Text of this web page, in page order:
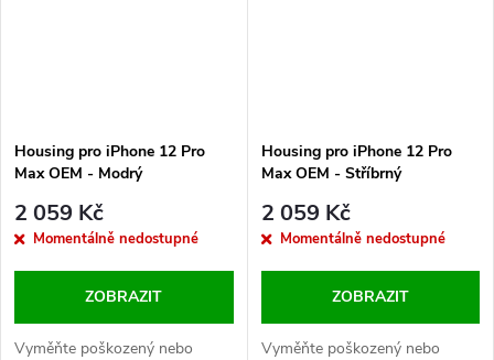
Housing pro iPhone 12 Pro
Max OEM - Modrý
2 059 Kč
Momentálně nedostupné
ZOBRAZIT
Vyměňte poškozený nebo
Housing pro iPhone 12 Pro
Max OEM - Stříbrný
2 059 Kč
Momentálně nedostupné
ZOBRAZIT
Vyměňte poškozený nebo